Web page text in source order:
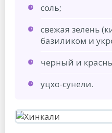
соль;
свежая зелень
базиликом и
черный и
уцхо-сунели.